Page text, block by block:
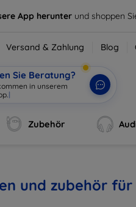
App herunter und shoppen
Versand & Zahlung Blog
Sie Beratung?
Zubehör
und zubehör für